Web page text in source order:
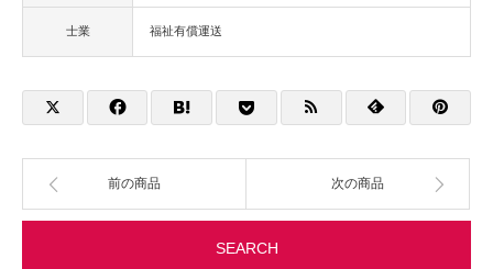
士業 福祉有償運送
前の商品 次の商品
SEARCH
店舗・建築
物流・運送